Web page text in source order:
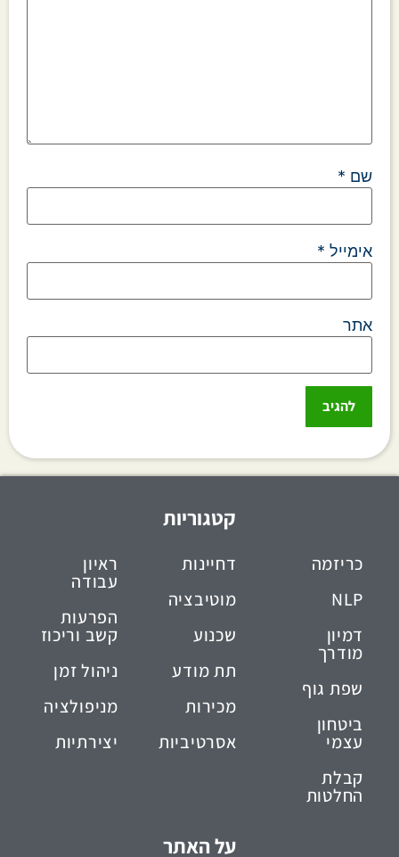
שם *
אימייל *
אתר
קטגוריות
כריזמה
NLP
דמיון
מודרך
שפת גוף
ביטחון
עצמי
קבלת
החלטות
דחיינות
מוטיבציה
שכנוע
תת מודע
מכירות
אסרטיביות
ראיון
עבודה
הפרעות
קשב וריכוז
ניהול זמן
מניפולציה
יצירתיות
על האתר